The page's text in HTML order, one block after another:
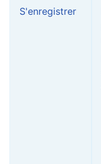
S'enregistrer